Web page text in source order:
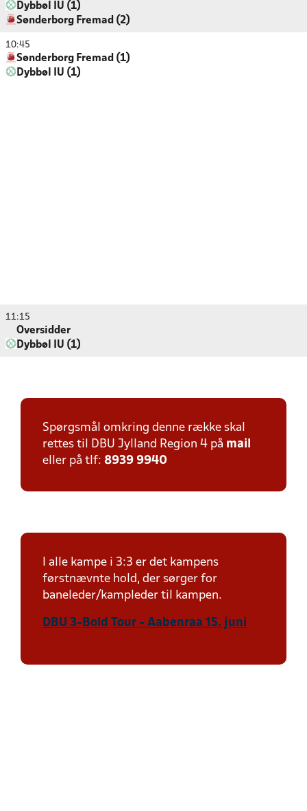
Dybbøl IU (1)
Sønderborg Fremad (2)
10:45
Sønderborg Fremad (1)
Dybbøl IU (1)
11:15
Oversidder
Dybbøl IU (1)
Spørgsmål omkring denne række skal
rettes til DBU Jylland Region 4 på mail
eller på tlf: 8939 9940
I alle kampe i 3:3 er det kampens
førstnævnte hold, der sørger for
baneleder/kampleder til kampen.
DBU 3-Bold Tour - Aabenraa 15. juni